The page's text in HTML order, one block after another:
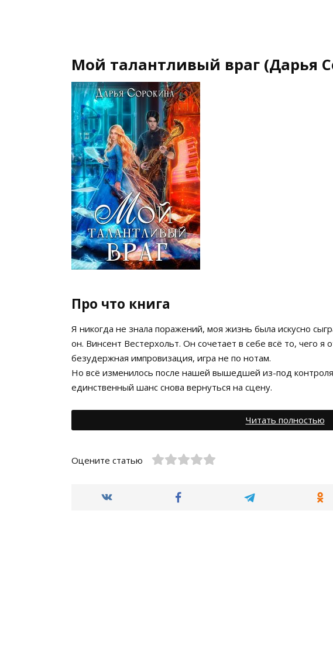
Мой талантливый враг (Дарья
Про что книга
Я никогда не знала поражений, моя жизнь была искусно
он. Винсент Вестерхольт. Он сочетает в себе всё то, чего я
безудержная импровизация, игра не по нотам.
Но всё изменилось после нашей вышедшей из-под
единственный шанс снова вернуться на сцену.
Читать полностью
Оцените статью